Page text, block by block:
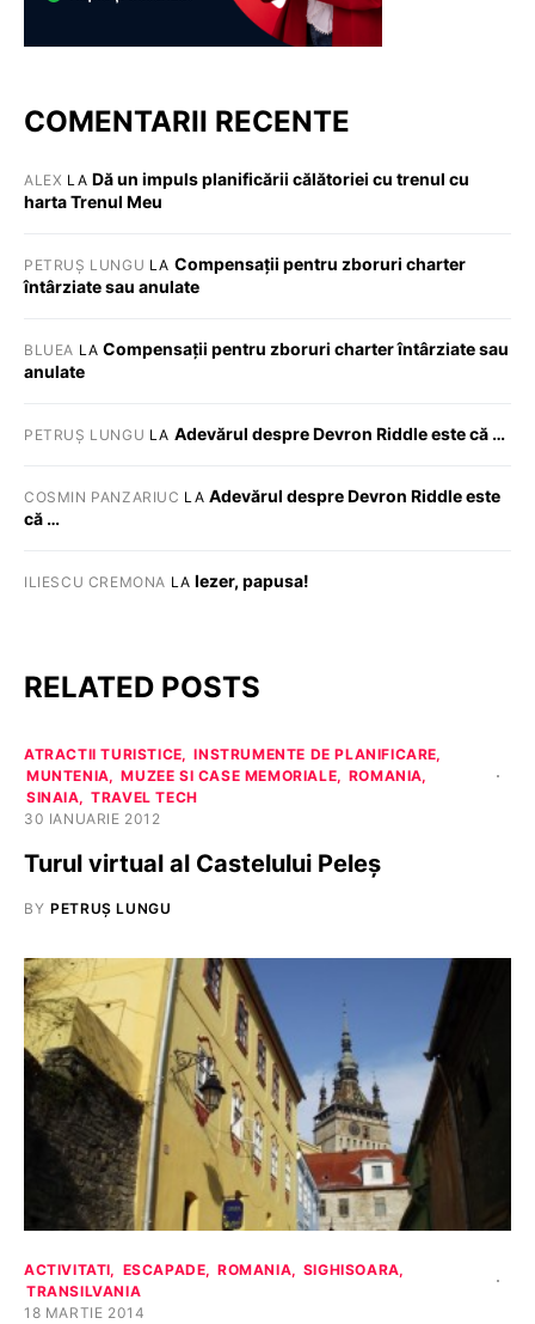
COMENTARII RECENTE
ALEX LA Dă un impuls planificării călătoriei cu trenul cu
harta Trenul Meu
PETRUȘ LUNGU LA Compensații pentru zboruri charter
întârziate sau anulate
BLUEA LACompensații pentru zboruri charter întârziate sau
anulate
PETRUȘ LUNGU LA Adevărul despre Devron Riddle este că …
COSMIN PANZARIUC LA Adevărul despre Devron Riddle este
că …
ILIESCU CREMONA LA Iezer, papusa!
RELATED POSTS
ATRACTII TURISTICE
INSTRUMENTE DE PLANIFICARE
MUNTENIA
MUZEE SI CASE MEMORIALE
ROMANIA
SINAIA
TRAVEL TECH
30 IANUARIE 2012
Turul virtual al Castelului Peleș
BY PETRUȘ LUNGU
ACTIVITATI ESCAPADE ROMANIA
SIGHISOARA
TRANSILVANIA
18 MARTIE 2014